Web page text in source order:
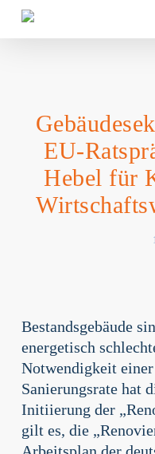
content
EU-
Hebel für
Bestandsgebäude
energetisch
Notwendigkeit
Sanierungsrate hat
Initiierung der
gilt es, die